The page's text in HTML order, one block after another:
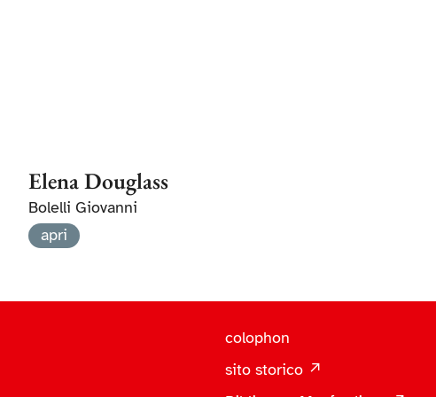
Elena Douglass
Bolelli Giovanni
apri
colophon
sito storico ↗